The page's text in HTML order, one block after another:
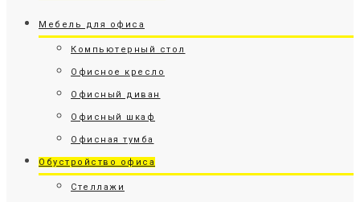
Мебель для офиса
Компьютерный стол
Офисное кресло
Офисный диван
Офисный шкаф
Офисная тумба
Обустройство офиса
Стеллажи